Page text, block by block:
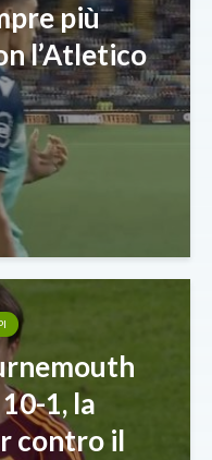
più
l’Atletico
1, la
contro il